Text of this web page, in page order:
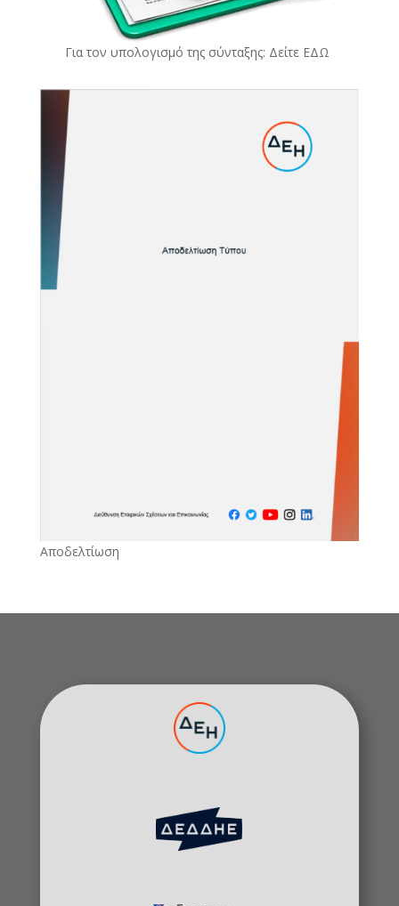
Για τον υπολογισμό της σύνταξης: Δείτε ΕΔΩ
Αποδελτίωση